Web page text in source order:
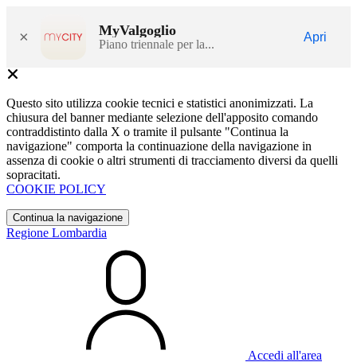
× MyValgoglio
Piano triennale per la...
Apri
Questo sito utilizza cookie tecnici e statistici anonimizzati. La
chiusura del banner mediante selezione dell'apposito comando
contraddistinto dalla X o tramite il pulsante "Continua la
navigazione" comporta la continuazione della navigazione in
assenza di cookie o altri strumenti di tracciamento diversi da quelli
sopracitati.
COOKIE POLICY
Continua la navigazione
Regione Lombardia
Accedi all'area